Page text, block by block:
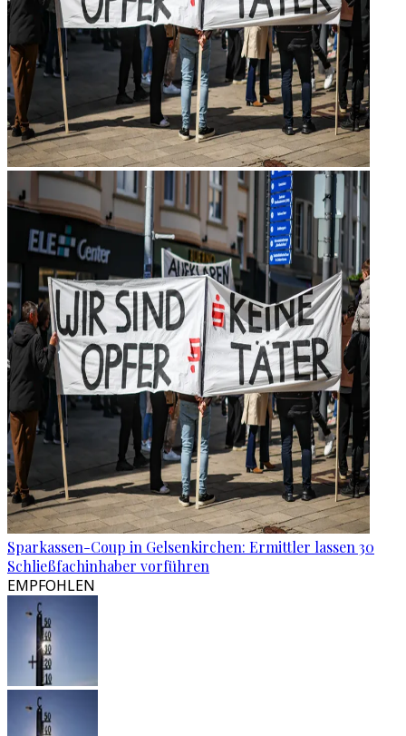
Sparkassen-Coup in Gelsenkirchen: Ermittler lassen 30
Schließfachinhaber vorführen
EMPFOHLEN